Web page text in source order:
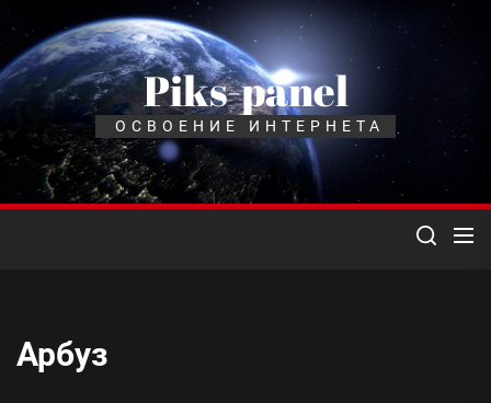
Перейти
содержимому
Piks-panel
ОСВОЕНИЕ ИНТЕРНЕТА
Арбуз